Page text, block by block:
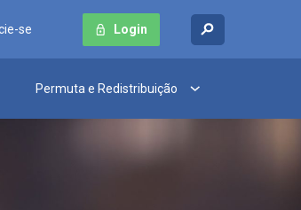
se Login
Permuta e Redistribuição